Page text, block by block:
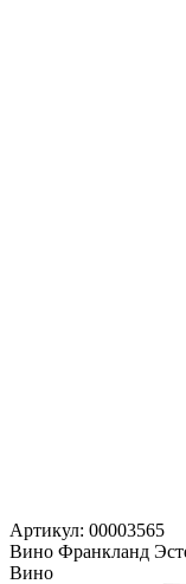
Артикул: 00003565
Вино Франкланд
Вино